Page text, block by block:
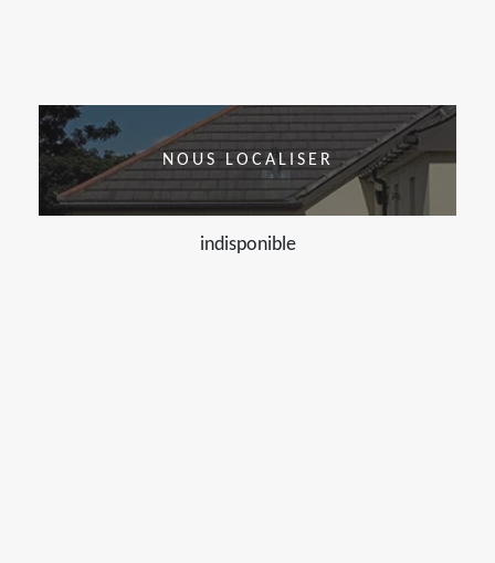
NOUS LOCALISER
indisponible